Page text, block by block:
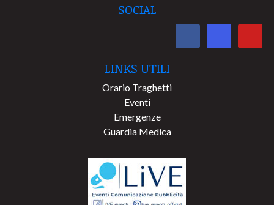
SOCIAL
LINKS UTILI
Orario Traghetti
Eventi
Emergenze
Guardia Medica